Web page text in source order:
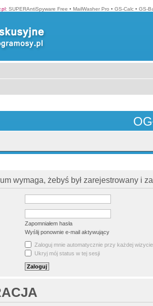
: SUPERAntiSpyware Free • MailWasher Pro • GS-Calc • GS-
wymaga, żebyś był zarejestrowany i
Zapomniałem hasła
Wyślij ponownie e-mail aktywujący
Zaloguj mnie automatycznie przy każdej wizycie
Ukryj mój status w tej sesji